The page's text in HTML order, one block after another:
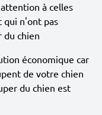
à celles
n'ont pas
du chien
économique car
de votre chien
du chien est